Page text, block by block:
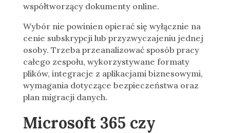
współtworzący dokumenty online.
Wybór nie powinien opierać się wyłącznie na
cenie subskrypcji lub przyzwyczajeniu jednej
osoby. Trzeba przeanalizować sposób pracy
całego zespołu, wykorzystywane formaty
plików, integracje z aplikacjami biznesowymi,
wymagania dotyczące bezpieczeństwa oraz
plan migracji danych.
Microsoft 365 czy